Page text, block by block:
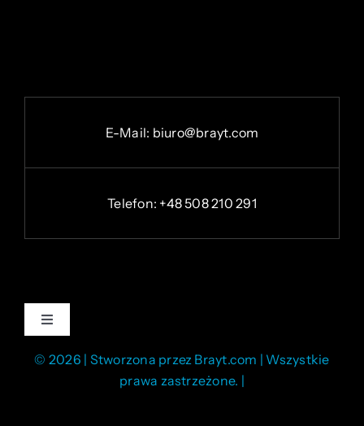
E-Mail: biuro@brayt.com
Telefon: +48 508 210 291
Toggle
Regulamin
© 2026 | Stworzona przez Brayt.com | Wszystkie
prawa zastrzeżone. |